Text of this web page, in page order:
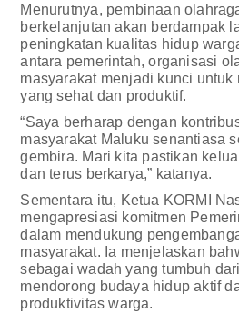
Menurutnya, pembinaan
berkelanjutan akan berdampak
peningkatan kualitas hidup
antara pemerintah, organisasi
masyarakat menjadi kunci untuk
yang sehat dan produktif.
“Saya berharap dengan
masyarakat Maluku senantiasa
gembira. Mari kita pastikan
dan terus berkarya,” katanya.
Sementara itu, Ketua KORMI
mengapresiasi komitmen
dalam mendukung
masyarakat. Ia menjelaskan
sebagai wadah yang tumbuh
mendorong budaya hidup aktif
produktivitas warga.